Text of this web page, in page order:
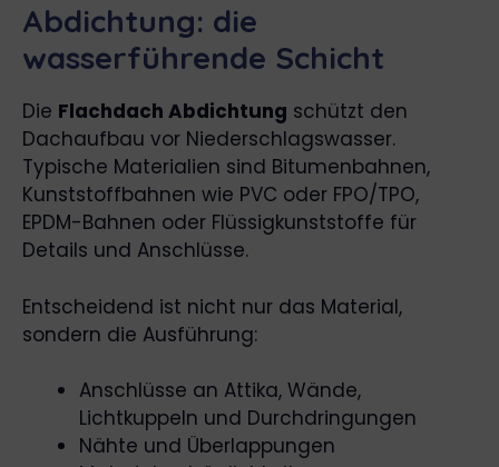
Abdichtung: die
wasserführende Schicht
Die Flachdach Abdichtung schützt den
Dachaufbau vor Niederschlagswasser.
Typische Materialien sind Bitumenbahnen,
Kunststoffbahnen wie PVC oder FPO/TPO,
EPDM-Bahnen oder Flüssigkunststoffe für
Details und Anschlüsse.
Entscheidend ist nicht nur das Material,
sondern die Ausführung:
Anschlüsse an Attika, Wände,
Lichtkuppeln und Durchdringungen
Nähte und Überlappungen